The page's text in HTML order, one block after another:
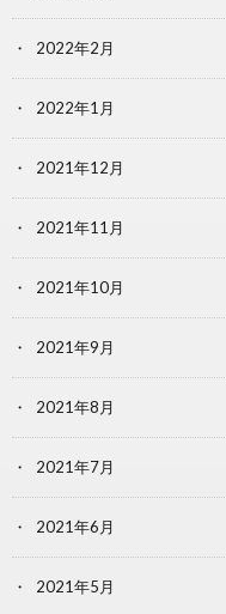
2022年2月
2022年1月
2021年12月
2021年11月
2021年10月
2021年9月
2021年8月
2021年7月
2021年6月
2021年5月